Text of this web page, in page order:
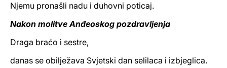
Njemu pronašli nadu i duhovni poticaj.
Nakon molitve Anđeoskog pozdravljenja
Draga braćo i sestre,
danas se obilježava Svjetski dan selilaca i izbjeglica.